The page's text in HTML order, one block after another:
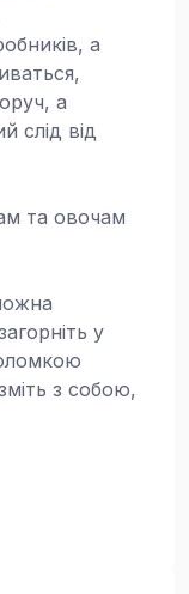
а
а
слід від
та овочам
у
з собою,